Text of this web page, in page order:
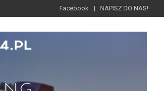
Facebook NAPISZ DO NAS!